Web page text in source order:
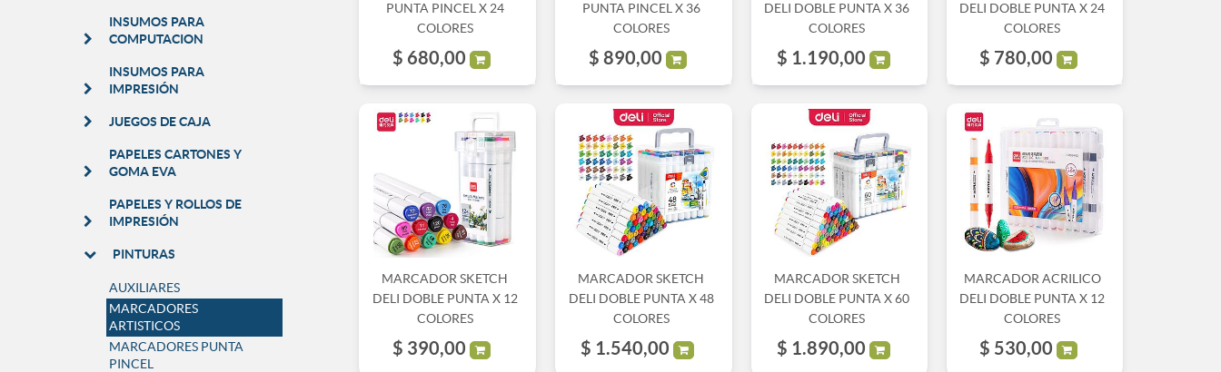
INSUMOS PARA
COMPUTACION
INSUMOS PARA
IMPRESIÓN
JUEGOS DE CAJA
PAPELES CARTONES Y
GOMA EVA
PAPELES Y ROLLOS DE
IMPRESIÓN
PINTURAS
AUXILIARES
MARCADORES
ARTISTICOS
MARCADORES PUNTA
PINCEL
PUNTA PINCEL X 24
COLORES
$ 680,00
PUNTA PINCEL X 36
COLORES
$ 890,00
DELI DOBLE PUNTA X 36
COLORES
$ 1.190,00
DELI DOBLE PUNTA X 24
COLORES
$ 780,00
MARCADOR SKETCH
DELI DOBLE PUNTA X 12
COLORES
$ 390,00
MARCADOR SKETCH
DELI DOBLE PUNTA X 48
COLORES
$ 1.540,00
MARCADOR SKETCH
DELI DOBLE PUNTA X 60
COLORES
$ 1.890,00
MARCADOR ACRILICO
DELI DOBLE PUNTA X 12
COLORES
$ 530,00